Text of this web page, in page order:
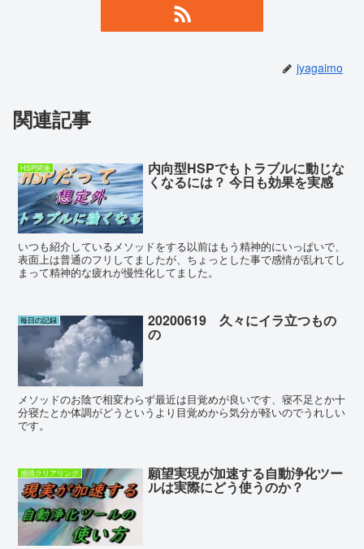
jyagaimo
関連記事
HSP関連 内向型HSPでもトラブルに動じな
くなるには？ 今日も効果を実感
いつも紹介しているメソッドをする以前はもう精神的にいっぱいで、
表面上は普通のフリしてましたが、ちょっとした事で感情が乱れてし
まって精神的な疲れが慢性化してました。
毎日の記録 20200619 久々にイラ立つもの
の
メソッドのお陰で相変わらず最近は目覚めが良いです、寝不足とか十
分寝たとか体調がどうというより目覚めから気分が軽いのでうれしい
です。
感情クリアリング 願望実現が加速する自動浄化ツー
ルは実際にどう使うのか？